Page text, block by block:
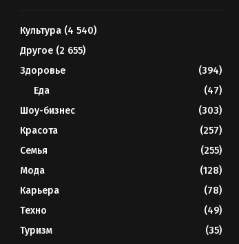
Культура(4 540)
Другое(2 655)
Здоровье
(394)
Еда
(47)
Шоу-бизнес
(303)
Красота
(257)
Семья
(255)
Мода
(128)
Карьера
(78)
Техно
(49)
Туризм
(35)